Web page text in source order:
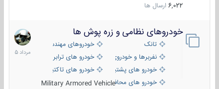
6,022 ارسال ها
خودروهای نظامی و زره پوش ها
تانک
خودروهای مهندسی
نفربرها و خودروی های رزمی پیاده نظام
خودرو های ترابری نظامی
خودرو های پشتیبانی آتش ، شناسایی و ضد تانک
خودرو های تاکتیکی نظامی
خودرو های محافظت شدهMilitary Armored Vehicle
2
مرداد
1405